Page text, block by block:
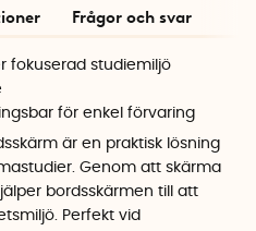
Frågor och svar
fokuserad studiemiljö
för enkel förvaring
är en praktisk lösning
Genom att skärma
bordsskärmen till att
Perfekt vid